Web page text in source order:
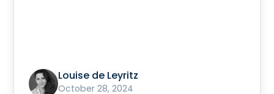
Louise de Leyritz
October 28, 2024